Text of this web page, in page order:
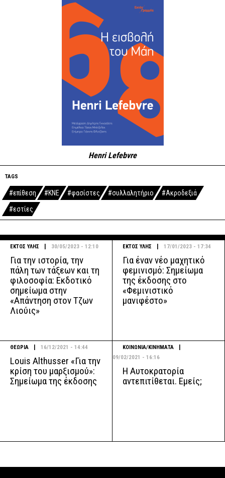
Henri Lefebvre
TAGS
#επίθεση #ΚΝΕ #φασίστες #συλλαλητήριο
#Ακροδεξιά
#εστίες
ΕΚΤΟΣ ΥΛΗΣ 30/05/2023 - 12:10
Για την ιστορία, την
πάλη των τάξεων και τη
φιλοσοφία: Εκδοτικό
σημείωμα στην
«Απάντηση στον Τζων
Λιούις»
ΕΚΤΟΣ ΥΛΗΣ 17/01/2023 - 17:34
Για έναν νέο μαχητικό
φεμινισμό: Σημείωμα
της έκδοσης στο
«Φεμινιστικό
μανιφέστο»
ΘΕΩΡΙΑ 16/12/2021 - 14:44
Louis Althusser «Για την
κρίση του μαρξισμού»:
Σημείωμα της έκδοσης
ΚΟΙΝΩΝΙΑ/ΚΙΝΗΜΑΤΑ
09/02/2021 - 16:16
Η Αυτοκρατορία
αντεπιτίθεται. Εμείς;